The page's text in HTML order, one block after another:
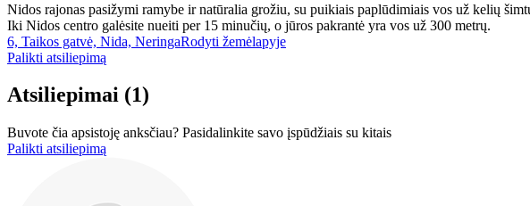
Nidos rajonas pasižymi ramybe ir natūralia grožiu, su puikiais paplūdimiais vos už kelių
Iki Nidos centro galėsite nueiti per 15 minučių, o jūros pakrantė yra vos už 300 metrų.
6, Taikos gatvė, Nida, NeringaRodyti žemėlapyje
Palikti atsiliepimą
Atsiliepimai (1)
Buvote čia apsistoję anksčiau? Pasidalinkite savo įspūdžiais su kitais
Palikti atsiliepimą